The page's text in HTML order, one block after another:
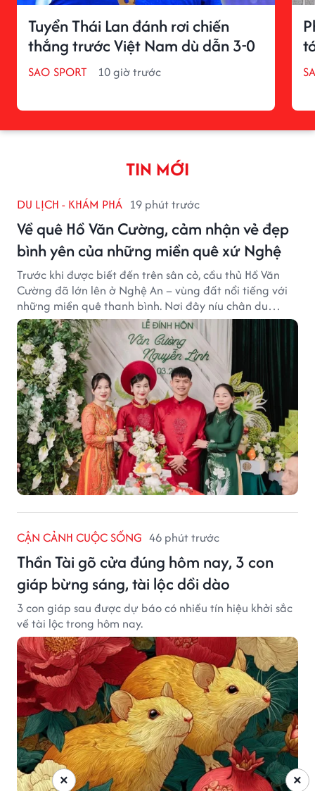
Tuyển Thái Lan đánh rơi chiến
thắng trước Việt Nam dù dẫn 3-0
SAO SPORT 10 giờ trước
TIN MỚI
DU LỊCH - KHÁM PHÁ 19 phút trước
Về quê Hồ Văn Cường, cảm nhận vẻ đẹp
bình yên của những miền quê xứ Nghệ
Trước khi được biết đến trên sân cỏ, cầu thủ Hồ Văn
Cường đã lớn lên ở Nghệ An – vùng đất nổi tiếng với
những miền quê thanh bình. Nơi đây níu chân du
khách bằng cánh đồng xanh, làng quê yên ả và nhịp
sống chậm đầy bình yên.
CẬN CẢNH CUỘC SỐNG 46 phút trước
Thần Tài gõ cửa đúng hôm nay, 3 con
giáp bừng sáng, tài lộc dồi dào
3 con giáp sau được dự báo có nhiều tín hiệu khởi sắc
về tài lộc trong hôm nay.
×
×